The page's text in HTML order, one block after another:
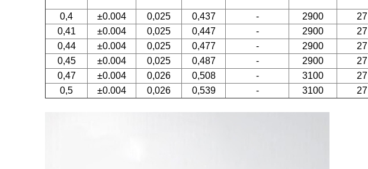
0,4 ±0.004 0,025 0,437 - 2900 27
0,41
±0.004 0,025 0,447 - 2900 27
0,44
±0.004 0,025 0,477 - 2900 27
0,45
±0.004 0,025 0,487 - 2900 27
0,47
±0.004 0,026 0,508 - 3100 27
0,5
±0.004 0,026 0,539 - 3100 27